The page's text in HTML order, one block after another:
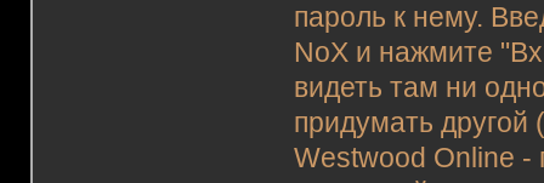
пароль к нему.
NoX и нажмите
видеть там ни
придумать другой
Westwood Online -